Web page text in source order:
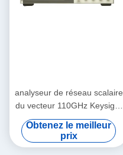
analyseur de réseau scalaire
du vecteur 110GHz Keysight
Agilent 8757D avec l'ecran
couleur
Obtenez le meilleur
prix